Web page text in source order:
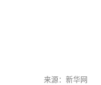
来源：新华网